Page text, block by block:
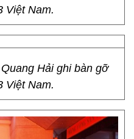
Việt Nam.
Hải ghi bàn gỡ
Việt Nam.